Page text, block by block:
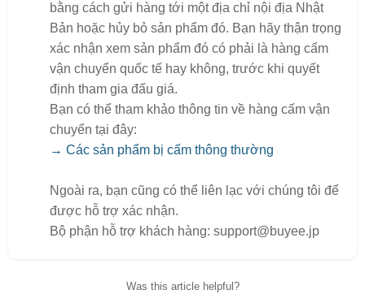
bằng cách gửi hàng tới một địa chỉ nội địa Nhật
Bản hoặc hủy bỏ sản phẩm đó. Bạn hãy thận trọng
xác nhận xem sản phẩm đó có phải là hàng cấm
vận chuyển quốc tế hay không, trước khi quyết
định tham gia đấu giá.
Bạn có thể tham khảo thông tin về hàng cấm vận
chuyển tại đây:
→ Các sản phẩm bị cấm thông thường
Ngoài ra, bạn cũng có thể liên lạc với chúng tôi để
được hỗ trợ xác nhận.
Bộ phận hỗ trợ khách hàng: support@buyee.jp
Was this article helpful?